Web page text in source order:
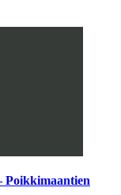
Poikkimaantien